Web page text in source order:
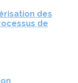
des
de